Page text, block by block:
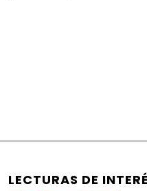
LECTURAS DE